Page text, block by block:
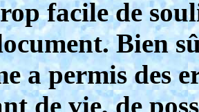
facile de
Bien
a permis des
de vie, de